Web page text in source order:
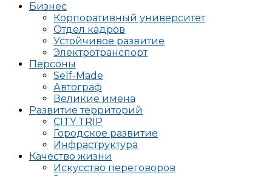
Бизнес
Корпоративный университет
Отдел кадров
Устойчивое развитие
Электротранспорт
Персоны
Self-Made
Автограф
Великие имена
Развитие территорий
CITY TRIP
Городское развитие
Инфраструктура
Качество жизни
Искусство переговоров